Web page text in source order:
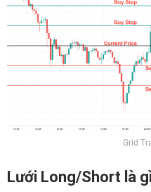
Grid
Lưới Long/Short là